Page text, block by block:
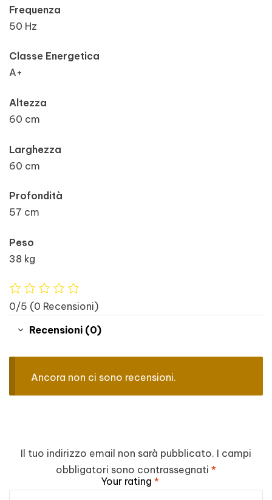
Frequenza
50 Hz
Classe Energetica
A+
Altezza
60 cm
Larghezza
60 cm
Profondità
57 cm
Peso
38 kg
0/5 (0 Recensioni)
Recensioni (0)
Ancora non ci sono recensioni.
Il tuo indirizzo email non sarà pubblicato. I campi
obbligatori sono contrassegnati *
Your rating *